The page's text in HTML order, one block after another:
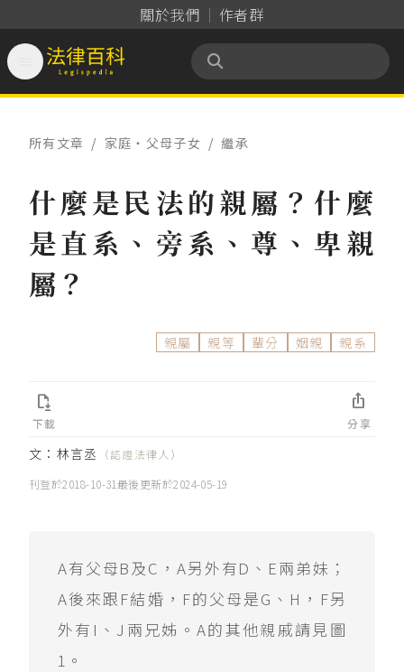
關於我們 作者群
法律百科 Legispedia
所有文章 / 家庭‧父母子女 / 繼承
什麼是民法的親屬？什麼
是直系、旁系、尊、卑親
屬？
親屬 親等 輩分 姻親 親系
文： 林言丞
（認證法律人）
刊登於2018-10-31最後更新於2024-05-19
A有父母B及C，A另外有D、E兩弟妹；
A後來跟F結婚，F的父母是G、H，F另
外有I、J兩兄姊。A的其他親戚請見圖
1。
下載

分享
